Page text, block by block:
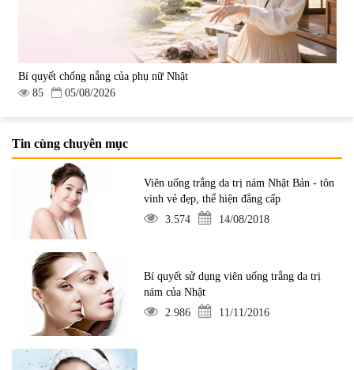
Bí quyết chống nắng của phụ nữ Nhật
85
05/08/2026
Tin cùng chuyên mục
Viên uống trắng da trị nám Nhật Bản - tôn
vinh vẻ đẹp, thể hiện đẳng cấp
3.574
14/08/2018
Bí quyết sử dụng viên uống trắng da trị
nám của Nhật
2.986
11/11/2016